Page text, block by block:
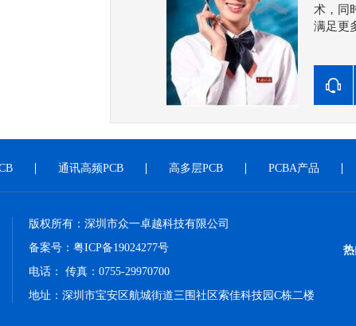
术，同
满足更
通讯高频PCB 高多层PCB PCBA产品
版权所有：深圳市众一卓越科技有限公司
备案号：粤ICP备19024277号
电话： 传真：0755-29970700
地址：深圳市宝安区航城街道三围社区索佳科技园C栋二楼
热